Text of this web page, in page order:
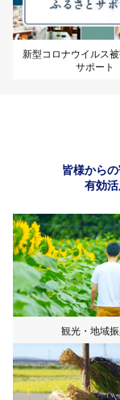
新型コロナウイルス
サポート
皆様から
有効活
観光・地域